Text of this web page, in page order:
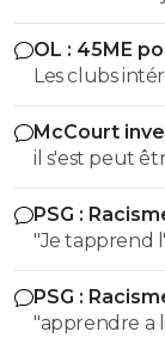
OL : 45ME
Les clubs
bonnes
évident que
risques et
mettre une
McCourt
il s'est peut
u coup
PSG :
"Je tapprend
LOL LOL tu
l'histoire
nazisme c'est
PSG :
"apprendre a